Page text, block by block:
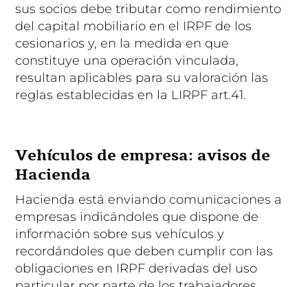
sus socios debe tributar como rendimiento
del capital mobiliario en el IRPF de los
cesionarios y, en la medida en que
constituye una operación vinculada,
resultan aplicables para su valoración las
reglas establecidas en la LIRPF art.41.
Vehículos de empresa: avisos de
Hacienda
Hacienda está enviando comunicaciones a
empresas indicándoles que dispone de
información sobre sus vehículos y
recordándoles que deben cumplir con las
obligaciones en IRPF derivadas del uso